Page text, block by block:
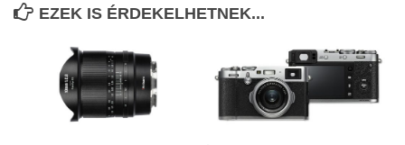
EZEK IS ÉRDEKELHETNEK...